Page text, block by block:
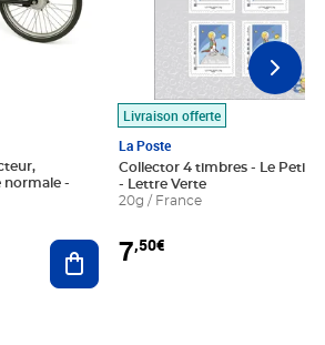
Ajouter au panier
Livraison offerte
La Poste
Collector 4 timbres - Le Petit
- Lettre Verte
20g / France
7,50€